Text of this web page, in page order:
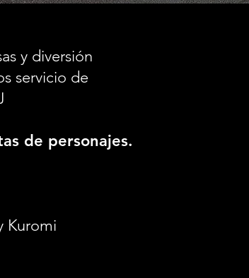
y diversión
servicio de
de personajes.
Kuromi